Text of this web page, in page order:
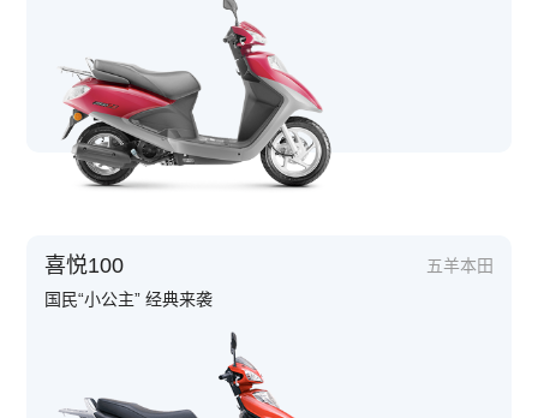
喜悦100
五羊本田
国民“小公主” 经典来袭